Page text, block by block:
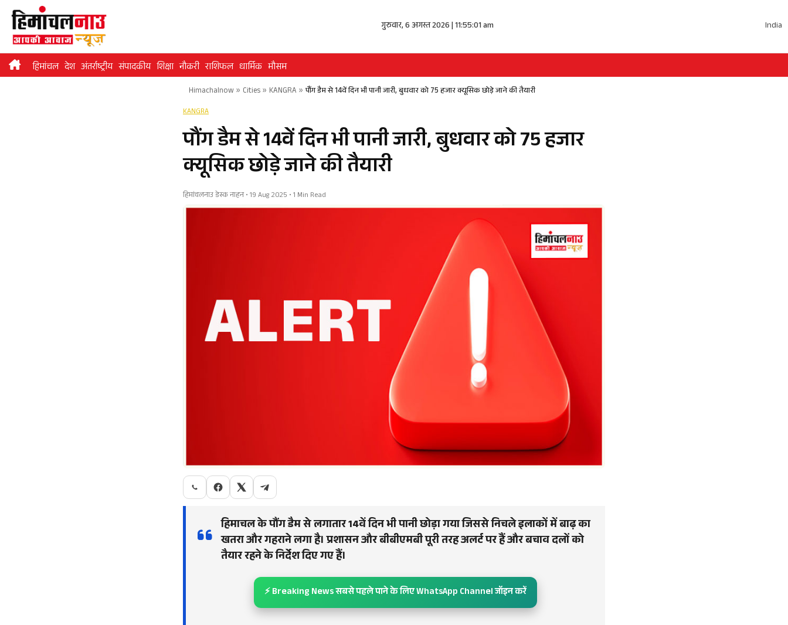
Skip
content
गुरुवार, 6 अगस्त 2026 | 11:55:01 am India
हिमांचल देश अंतर्राष्ट्रीय संपादकीय शिक्षा नौकरी राशिफल धार्मिक मौसम
Himachalnow» Cities» KANGRA » पौंग डैम से 14वें दिन भी पानी जारी, बुधवार को 75 हजार क्यूसिक छोड़े जाने की तैयारी
KANGRA
पौंग डैम से 14वें दिन भी पानी जारी, बुधवार को 75 हजार
क्यूसिक छोड़े जाने की तैयारी
हिमांचलनाउ डेस्क नाहन • 19 Aug 2025 • 1 Min Read
हिमाचल के पौंग डैम से लगातार 14वें दिन भी पानी छोड़ा गया जिससे निचले इलाकों में बाढ़ का
खतरा और गहराने लगा है। प्रशासन और बीबीएमबी पूरी तरह अलर्ट पर हैं और बचाव दलों को
तैयार रहने के निर्देश दिए गए हैं।
⚡ Breaking News सबसे पहले पाने के लिए WhatsApp Channel जॉइन करें